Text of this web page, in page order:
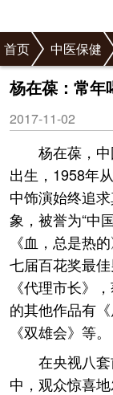
首页 中医保健
杨在葆：常年
2017-11-02
杨在葆，
出生，1958年
中饰演始终追
象，被誉为“中
《血，总是热
七届百花奖最
《代理市长》
的其他作品有
《双雄会》等。
在央视八
中，观众惊喜